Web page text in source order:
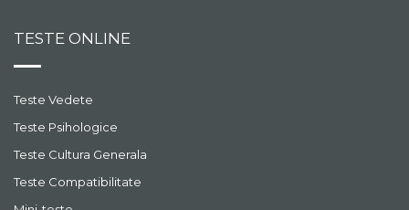
TESTE ONLINE
Teste Vedete
Teste Psihologice
Teste Cultura Generala
Teste Compatibilitate